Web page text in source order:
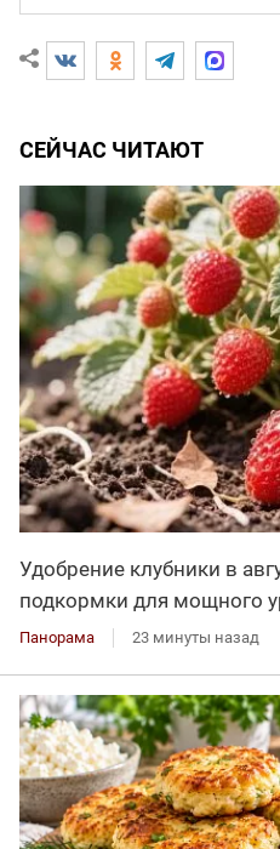
СЕЙЧАС ЧИТАЮТ
Удобрение клубники в
подкормки для мощного
Панорама 23 минуты назад